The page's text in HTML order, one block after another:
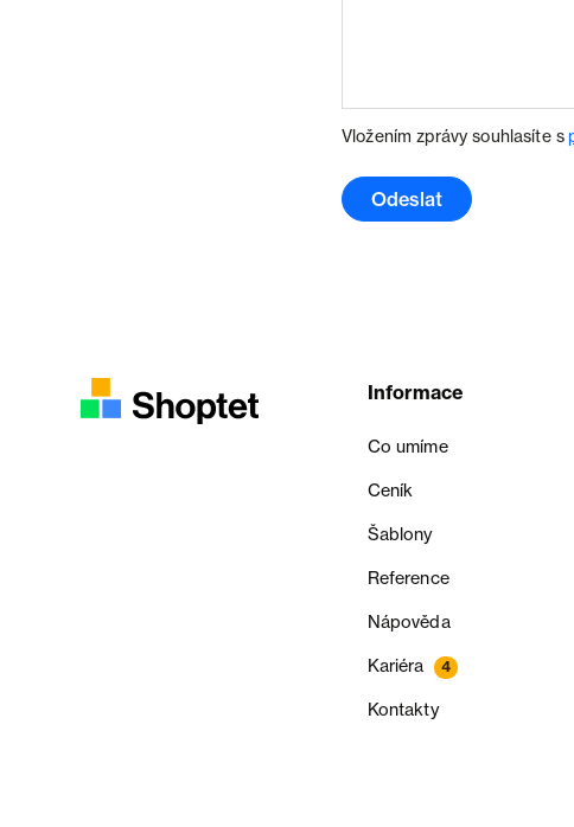
Vložením zprávy souhlasíte s
Odeslat
Informace
Co umíme
Ceník
Šablony
Reference
Nápověda
Kariéra 4
Kontakty